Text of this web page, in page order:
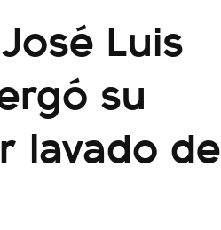
Luis
su
lavado de